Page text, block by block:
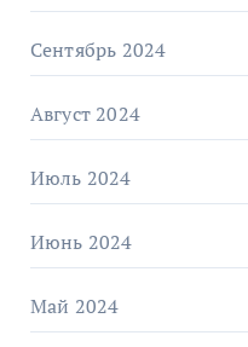
Сентябрь 2024
Август 2024
Июль 2024
Июнь 2024
Май 2024